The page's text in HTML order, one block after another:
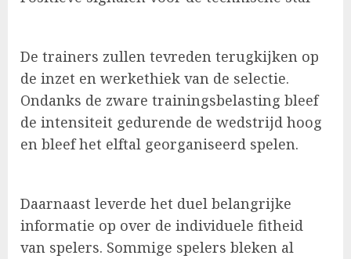
De trainers zullen tevreden terugkijken op
de inzet en werkethiek van de selectie.
Ondanks de zware trainingsbelasting bleef
de intensiteit gedurende de wedstrijd hoog
en bleef het elftal georganiseerd spelen.
Daarnaast leverde het duel belangrijke
informatie op over de individuele fitheid
van spelers. Sommige spelers bleken al